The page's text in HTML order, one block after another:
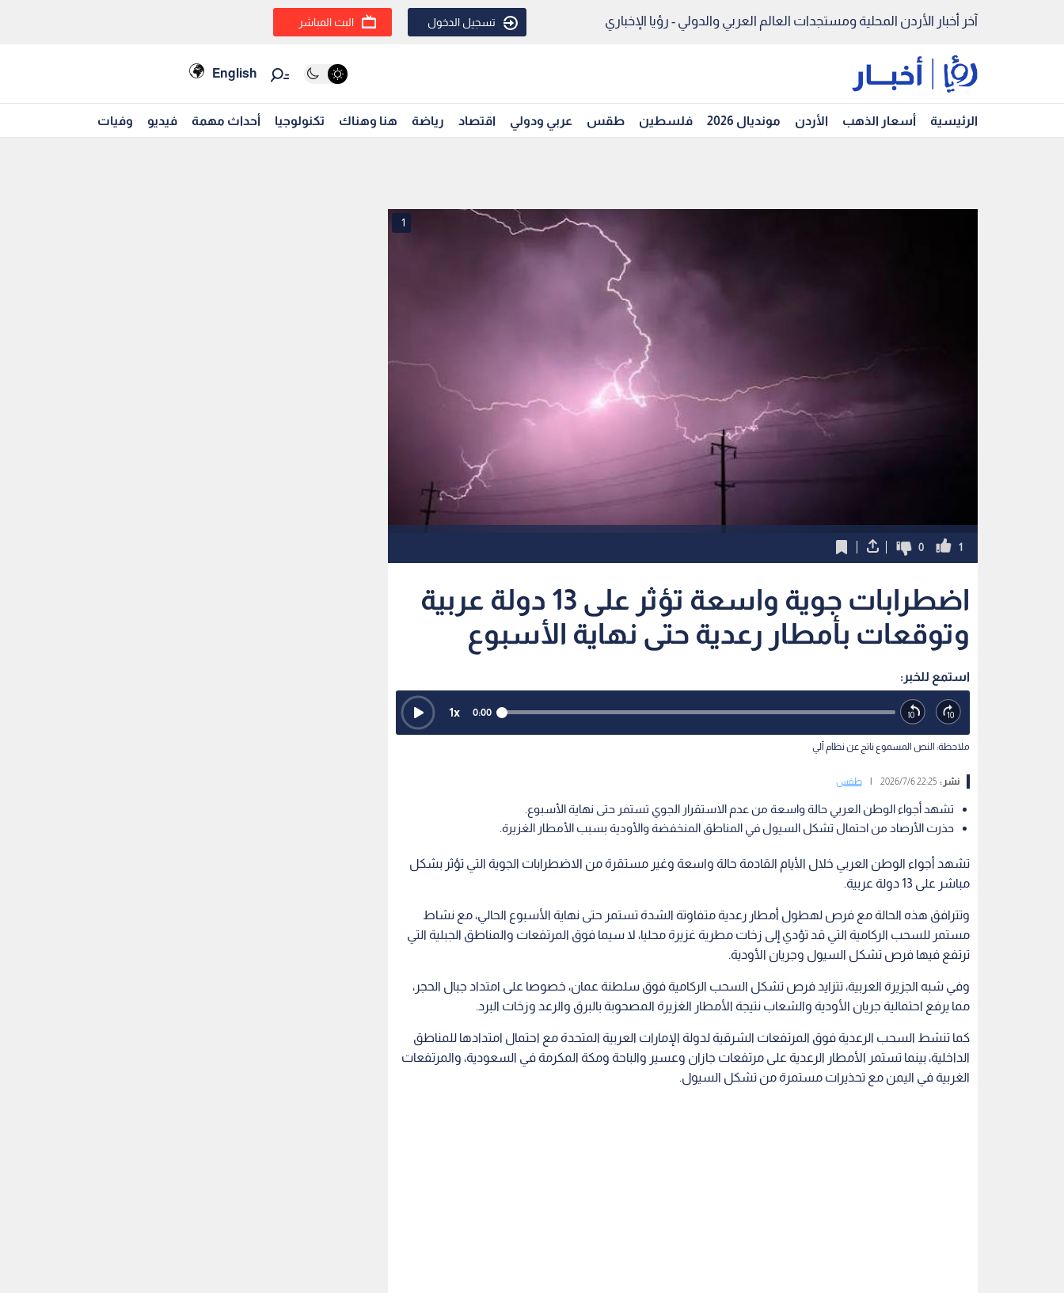
آخر أخبار الأردن المحلية ومستجدات العالم العربي والدولي - رؤيا الإخباري تسجيل الدخول البث المباشر
English
الرئيسية أسعار الذهب الأردن مونديال 2026 فلسطين طقس عربي ودولي اقتصاد رياضة هنا وهناك تكنولوجيا أحداث مهمة فيديو وفيات
1
1
0
اضطرابات جوية واسعة تؤثر على 13 دولة عربية
وتوقعات بأمطار رعدية حتى نهاية الأسبوع
استمع للخبر:
0:00
1x
ملاحظة: النص المسموع ناتج عن نظام آلي
نشر :22:25 2026/7/6
| طقس
تشهد أجواء الوطن العربي حالة واسعة من عدم الاستقرار الجوي تستمر حتى نهاية الأسبوع.
حذرت الأرصاد من احتمال تشكل السيول في المناطق المنخفضة والأودية بسبب الأمطار الغزيرة.
تشهد أجواء الوطن العربي خلال الأيام القادمة حالة واسعة وغير مستقرة من الاضطرابات الجوية التي تؤثر بشكل
مباشر على 13 دولة عربية.
وتترافق هذه الحالة مع فرص لهطول أمطار رعدية متفاوتة الشدة تستمر حتى نهاية الأسبوع الحالي، مع نشاط
مستمر للسحب الركامية التي قد تؤدي إلى زخات مطرية غزيرة محليا، لا سيما فوق المرتفعات والمناطق الجبلية التي
ترتفع فيها فرص تشكل السيول وجريان الأودية.
وفي شبه الجزيرة العربية، تتزايد فرص تشكل السحب الركامية فوق سلطنة عمان، خصوصا على امتداد جبال الحجر،
مما يرفع احتمالية جريان الأودية والشعاب نتيجة الأمطار الغزيرة المصحوبة بالبرق والرعد وزخات البرد.
كما تنشط السحب الرعدية فوق المرتفعات الشرقية لدولة الإمارات العربية المتحدة مع احتمال امتدادها للمناطق
الداخلية، بينما تستمر الأمطار الرعدية على مرتفعات جازان وعسير والباحة ومكة المكرمة في السعودية، والمرتفعات
الغربية في اليمن مع تحذيرات مستمرة من تشكل السيول.